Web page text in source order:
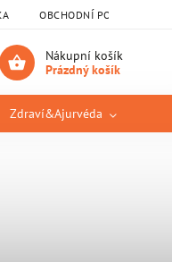
OBCHODNÍ PODMÍNKY
Nákupní košík
Prázdný košík
Zdraví&Ajurvéda